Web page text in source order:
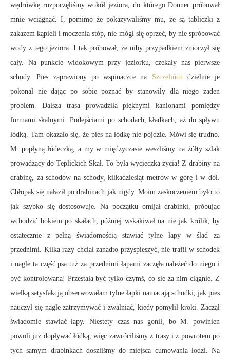
wędrówkę rozpoczęliśmy wokół jeziora, do którego Donner próbował
mnie wciągnąć. I, pomimo że pokazywaliśmy mu, że są tabliczki z
zakazem kąpieli i moczenia stóp, nie mógł się oprzeć, by nie spróbować
wody z tego jeziora. I tak próbował, że niby przypadkiem zmoczył się
cały. Na punkcie widokowym przy jeziorku, czekały nas pierwsze
schody. Pies zaprawiony po wspinaczce na Szczelińcu dzielnie je
pokonał nie dając po sobie poznać by stanowiły dla niego żaden
problem. Dalsza trasa prowadziła pięknymi kanionami pomiędzy
formami skalnymi. Podejściami po schodach, kładkach, aż do spływu
łódką. Tam okazało się, że pies na łódkę nie pójdzie. Mówi się trudno.
M. popłyną łódeczką, a my w międzyczasie weszliśmy na żółty szlak
prowadzący do Teplickich Skał. To była wycieczka życia! Z drabiny na
drabinę, za schodów na schody, kilkadziesiąt metrów w górę i w dół.
Chłopak się nałaził po drabinach jak nigdy. Moim zaskoczeniem było to
jak szybko się dostosowuje. Na początku omijał drabinki, próbując
wchodzić bokiem po skałach, później wskakiwał na nie jak królik, by
ostatecznie z pełną świadomością stawiać tylne łapy w ślad za
przednimi. Kilka razy chciał zanadto przyspieszyć, nie trafił w schodek
i nagle ta część psa tuż za przednimi łapami zaczęła należeć do niego i
być kontrolowana! Przestała być tylko czymś, co się za nim ciągnie. Z
wielką satysfakcją obserwowałam tylne łapki namacają schodki, jak pies
nauczył się nagle zatrzymywać i zwalniać, kiedy pomylił kroki. Zaczął
świadomie stawiać łapy. Niestety czas nas gonił, bo M. powinien
powoli już dopływać łódką, więc zawróciliśmy z trasy i z powrotem po
tych samym drabinkach doszliśmy do miejsca cumowania łodzi. Na